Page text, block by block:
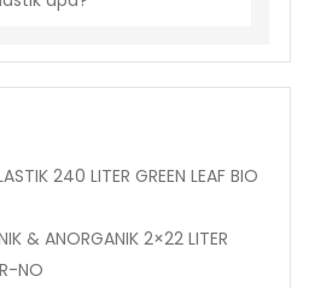
240 LITER GREEN LEAF BIO
& ANORGANIK 2×22 LITER
NO